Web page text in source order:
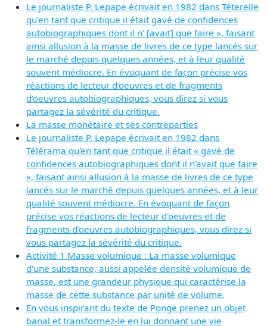
Le journaliste P. Lepape écrivait en 1982 dans Téterelle
qu'en tant que critique il était gavé de confidences
autobiographiques dont il n' [avait] que faire », faisant
ainsi allusion à la masse de livres de ce type lancés sur
le marché depuis quelques années, et à leur qualité
souvent médiocre. En évoquant de façon précise vos
réactions de lecteur d'oeuvres et de fragments
d'oeuvres autobiographiques, vous direz si vous
partagez la sévérité du critique.
La masse monétaire et ses contreparties
Le journaliste P. Lepape écrivait en 1982 dans
Télérama qu'en tant que critique il était « gavé de
confidences autobiographiques dont il n'avait que faire
», faisant ainsi allusion à la masse de livres de ce type
lancés sur le marché depuis quelques années, et à leur
qualité souvent médiocre. En évoquant de façon
précise vos réactions de lecteur d'oeuvres et de
fragments d'oeuvres autobiographiques, vous direz si
vous partagez la sévérité du critique.
Activité 1 Masse volumique : La masse volumique
d'une substance, aussi appelée densité volumique de
masse, est une grandeur physique qui caractérise la
masse de cette substance par unité de volume.
En vous inspirant du texte de Ponge prenez un objet
banal et transformez-le en lui donnant une vie